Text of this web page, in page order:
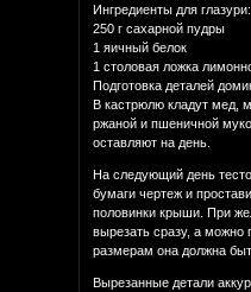
Ингредиенты для глазури:
250 г сахарной пудры
1 яичный белок
1 столовая ложка
Подготовка деталей
В кастрюлю кладут мед,
ржаной и пшеничной
оставляют на день.
На следующий день
бумаги чертеж и
половинки крыши. При
вырезать сразу, а можно
размерам она должна
Вырезанные детали